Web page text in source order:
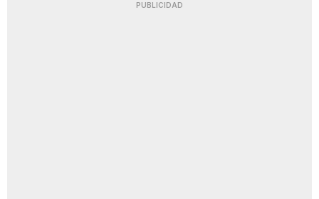
PUBLICIDAD